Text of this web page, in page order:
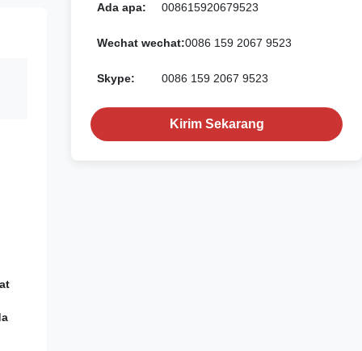
Ada apa: 008615920679523
Wechat wechat:0086 159 2067 9523
Skype: 0086 159 2067 9523
Kirim Sekarang